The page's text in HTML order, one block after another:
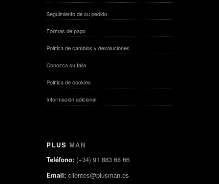
Seguimiento de su pedido
Formas de pago
Política de cambios y devoluciones
Conozca su talla
Política de cookies
Información adicional
PLUS MAN
Teléfono: (+34) 91 883 68 66
Email: clientes@plusman.es